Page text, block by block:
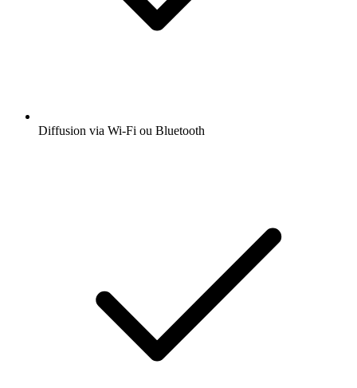
Diffusion via Wi-Fi ou Bluetooth